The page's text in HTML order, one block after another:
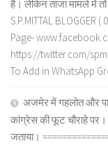
है। लेकिन ताजा मामले में
S.P.MITTAL
Page-
https://twitter.com/
To Add in WhatsApp
अजमेर में गहलोत और
कांग्रेस की फूट चौराहे
जताया।